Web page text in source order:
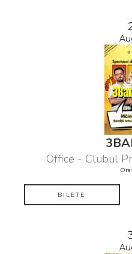
Office - Clubul
BILETE